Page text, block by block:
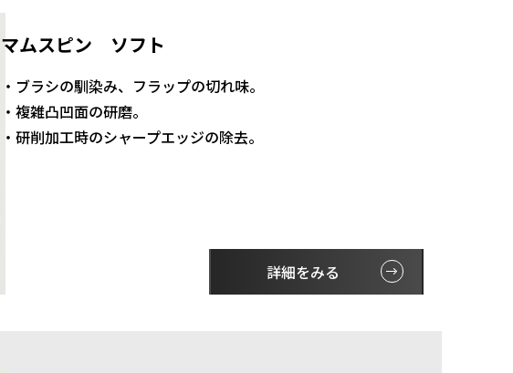
マムスピン ソフト
・ブラシの馴染み、フラップの切れ味。
・複雑凸凹面の研磨。
・研削加工時のシャープエッジの除去。
詳細をみる